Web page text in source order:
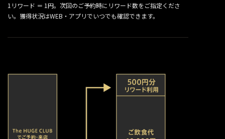
1リワード ＝ 1円。次回のご予約時にリワード数をご指定くださ
い。獲得状況はWEB・アプリでいつでも確認できます。